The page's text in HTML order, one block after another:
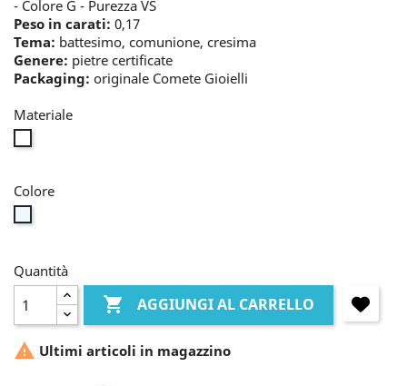
- Colore G - Purezza VS
Peso in carati: 0,17
Tema: battesimo, comunione, cresima
Genere: pietre certificate
Packaging: originale Comete Gioielli
Materiale
Colore
Quantità
 AGGIUNGI AL CARRELLO
 Ultimi articoli in magazzino